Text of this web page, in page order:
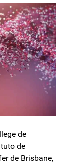
de
de
de Brisbane,